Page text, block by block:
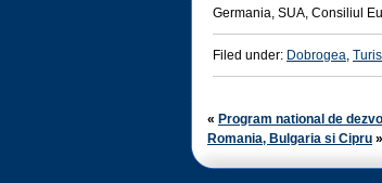
Germania, SUA, Consiliul
Filed under: Dobrogea,
« Program national de
Romania, Bulgaria si Cipru »